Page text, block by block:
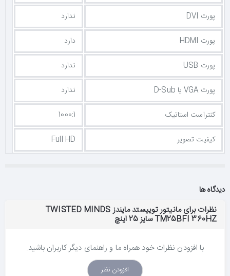
پورت DVI
ندارد
پورت HDMI
دارد
پورت USB
ندارد
پورت VGA یا D-Sub
ندارد
کنتراست استاتیک
1000:1
کیفیت تصویر
Full HD
دیدگاه ها
نظرات برای مانیتور توییستد مایندز TWISTED MINDS
TM25BFI 360HZ سایز 25 اینچ
با افزودن نظرات خود همراه ما و راهنمای دیگر کاربران باشید.
افزودن نظر